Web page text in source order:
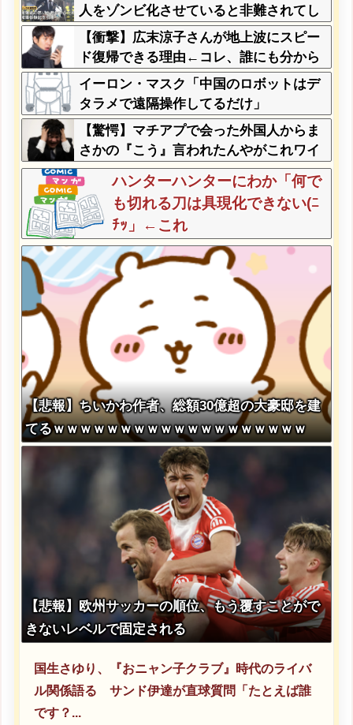
人をゾンビ化させていると非難されてし
まう
【衝撃】広末涼子さんが地上波にスピー
ド復帰できる理由←コレ、誰にも分から
ない模様w w w w w w w w
イーロン・マスク「中国のロボットはデ
タラメで遠隔操作してるだけ」
【驚愕】マチアプで会った外国人からま
さかの『こう』言われたんやがこれワイ
詰みか？？？？？？？
ハンターハンターにわか「何で
も切れる刀は具現化できない(ﾆ
ﾁｯ」←これ
【悲報】ちいかわ作者、総額30億超の大豪邸を建
てるｗｗｗｗｗｗｗｗｗｗｗｗｗｗｗｗｗｗｗ
【悲報】欧州サッカーの順位、もう覆すことがで
きないレベルで固定される
国生さゆり、『おニャン子クラブ』時代のライバ
ル関係語る サンド伊達が直球質問「たとえば誰
です？...